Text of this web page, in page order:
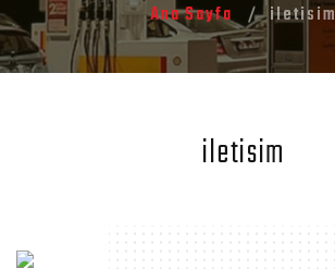
Ana Sayfa iletisim
iletisim